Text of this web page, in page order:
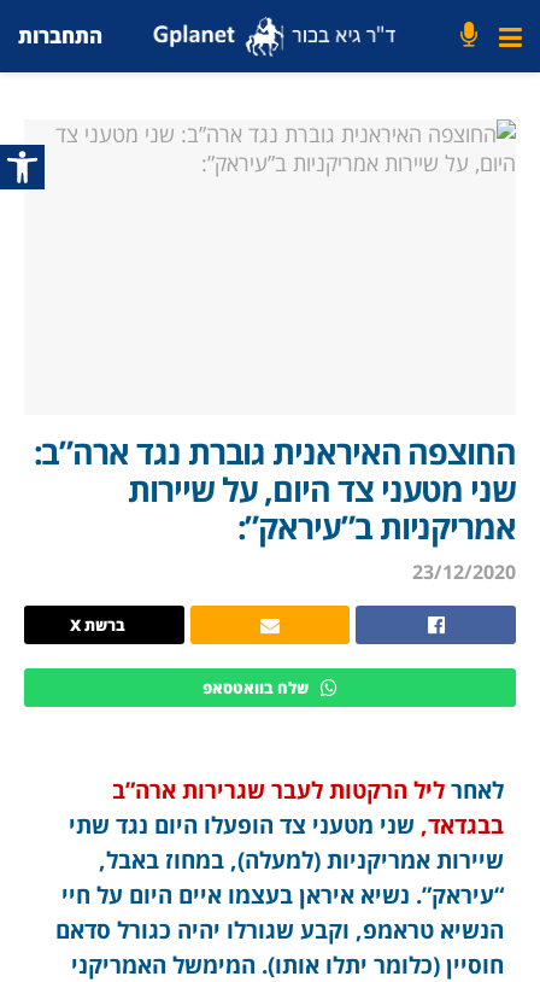
פתח
התחברות
החוצפה האיראנית גוברת נגד ארה”ב:
שני מטעני צד היום, על שיירות
אמריקניות ב”עיראק”:
23/12/2020
ברשת X
שלח בוואטסאפ
לאחר ליל הרקטות לעבר שגרירות ארה”ב
בבגדאד, שני מטעני צד הופעלו היום נגד שתי
שיירות אמריקניות (למעלה), במחוז באבל,
“עיראק”. נשיא איראן בעצמו איים היום על חיי
הנשיא טראמפ, וקבע שגורלו יהיה כגורל סדאם
חוסיין (כלומר יתלו אותו). המימשל האמריקני